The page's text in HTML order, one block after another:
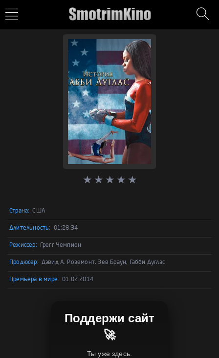
Страна: США
Длительность: 01:28:34
Режиссер: Грегг Чемпион
Продюсер: Дэвид А. Роземонт, Зев Браун, Габби Дуглас
Премьера в мире: 01.02.2014
Поддержи сайт
🚀
Ты уже здесь.